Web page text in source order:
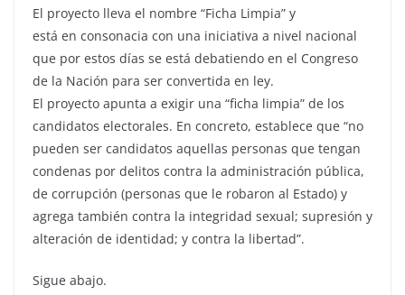
El proyecto lleva el nombre “Ficha Limpia” y
está en consonacia con una iniciativa a nivel nacional
que por estos días se está debatiendo en el Congreso
de la Nación para ser convertida en ley.
El proyecto apunta a exigir una “ficha limpia” de los
candidatos electorales. En concreto, establece que “no
pueden ser candidatos aquellas personas que tengan
condenas por delitos contra la administración pública,
de corrupción (personas que le robaron al Estado) y
agrega también contra la integridad sexual; supresión y
alteración de identidad; y contra la libertad”.
Sigue abajo.